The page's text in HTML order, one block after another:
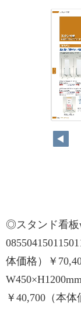
◎スタンド看板
体価格）￥
￥40,700（本体